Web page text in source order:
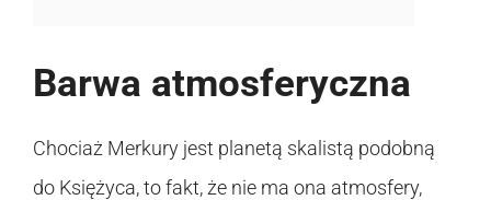
Barwa atmosferyczna
Chociaż Merkury jest planetą skalistą podobną
do Księżyca, to fakt, że nie ma ona atmosfery,